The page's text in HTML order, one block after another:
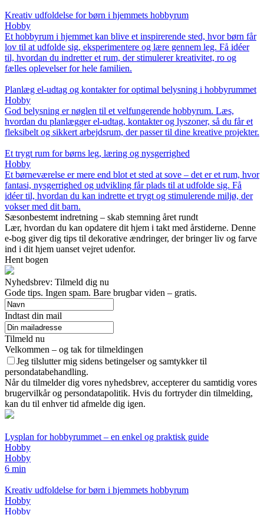
Kreativ udfoldelse for børn i hjemmets hobbyrum
Hobby
Et hobbyrum i hjemmet kan blive et inspirerende sted, hvor børn får
lov til at udfolde sig, eksperimentere og lære gennem leg. Få idéer
til, hvordan du indretter et rum, der stimulerer kreativitet, ro og
fælles oplevelser for hele familien.
Planlæg el-udtag og kontakter for optimal belysning i hobbyrummet
Hobby
God belysning er nøglen til et velfungerende hobbyrum. Læs,
hvordan du planlægger el-udtag, kontakter og lyszoner, så du får et
fleksibelt og sikkert arbejdsrum, der passer til dine kreative projekter.
Et trygt rum for børns leg, læring og nysgerrighed
Hobby
Et børneværelse er mere end blot et sted at sove – det er et rum, hvor
fantasi, nysgerrighed og udvikling får plads til at udfolde sig. Få
idéer til, hvordan du kan indrette et trygt og stimulerende miljø, der
vokser med dit barn.
Sæsonbestemt indretning – skab stemning året rundt
Lær, hvordan du kan opdatere dit hjem i takt med årstiderne. Denne
e-bog giver dig tips til dekorative ændringer, der bringer liv og farve
ind i dit hjem uanset vejret udenfor.
Hent bogen
Nyhedsbrev: Tilmeld dig nu
Gode tips. Ingen spam. Bare brugbar viden – gratis.
Indtast din mail
Tilmeld nu
Velkommen – og tak for tilmeldingen
Jeg tilslutter mig sidens betingelser og samtykker til
persondatabehandling.
Når du tilmelder dig vores nyhedsbrev, accepterer du samtidig vores
brugervilkår og persondatapolitik. Hvis du fortryder din tilmelding,
kan du til enhver tid afmelde dig igen.
Lysplan for hobbyrummet – en enkel og praktisk guide
Hobby
Hobby
6 min
Kreativ udfoldelse for børn i hjemmets hobbyrum
Hobby
Hobby